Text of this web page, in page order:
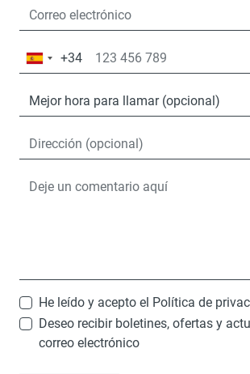
España
+34
He leído y acepto el Política de
Deseo recibir boletines, ofertas y
correo electrónico